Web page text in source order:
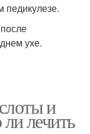
педикулезе.
ухе.
и
лечить